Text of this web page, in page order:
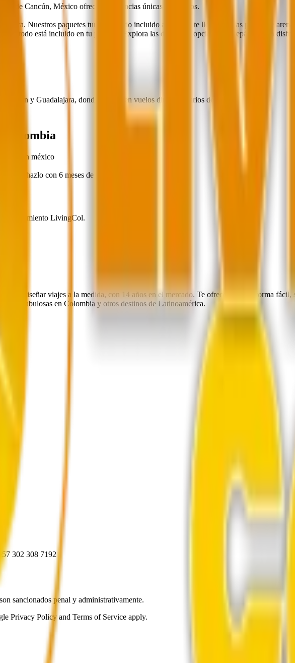
de Cancún, México ofrece experiencias únicas para todos.
Nuestros paquetes turísticos todo incluido a Cancún te llevarán a las playas de
todo está incluido en tu paquete. Explora las diferentes opciones y prepárate para
y Guadalajara, donde se reciben vuelos directos diarios desde Colombia.
Colombia
méxico
hazlo con 6 meses de antelación
LivingCol.
en diseñar viajes a la medida, con 14 años en el mercado. Te ofrecemos una forma
fabulosas en Colombia y otros destinos de Latinoamérica.
302 308 7192
sancionados penal y administrativamente.
Privacy Policy and Terms of Service apply.